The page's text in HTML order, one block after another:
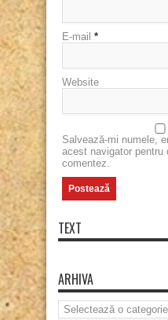
E-mail *
Website
Salvează-mi numele,
acest navigator pentru
comentez.
TEXT
ARHIVA
Arhiva